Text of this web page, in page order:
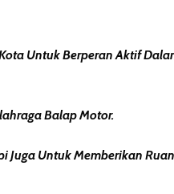
Untuk Berperan Aktif
Balap Motor.
Untuk Memberikan